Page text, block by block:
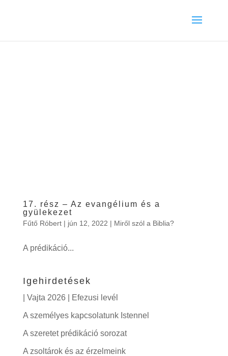
17. rész – Az evangélium és a
gyülekezet
Fűtő Róbert| jún 12, 2022 | Miről szól a Biblia?
A prédikáció...
Igehirdetések
| Vajta 2026 | Efezusi levél
A személyes kapcsolatunk Istennel
A szeretet prédikáció sorozat
A zsoltárok és az érzelmeink